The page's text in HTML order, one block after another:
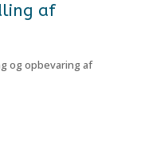
af
og opbevaring af